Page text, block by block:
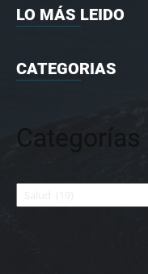
LO MÁS LEIDO
CATEGORIAS
Categorías
Categorías